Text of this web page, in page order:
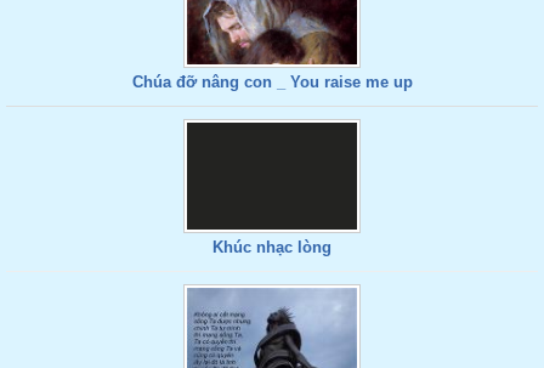
Chúa đỡ nâng con _ You raise me up
Khúc nhạc lòng